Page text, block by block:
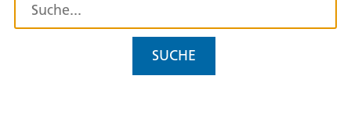
SUCHE